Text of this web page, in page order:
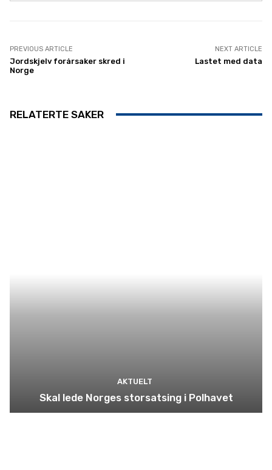
PREVIOUS ARTICLE
Jordskjelv forårsaker skred i
Norge
NEXT ARTICLE
Lastet med data
RELATERTE SAKER
AKTUELT
Skal lede Norges storsatsing i Polhavet